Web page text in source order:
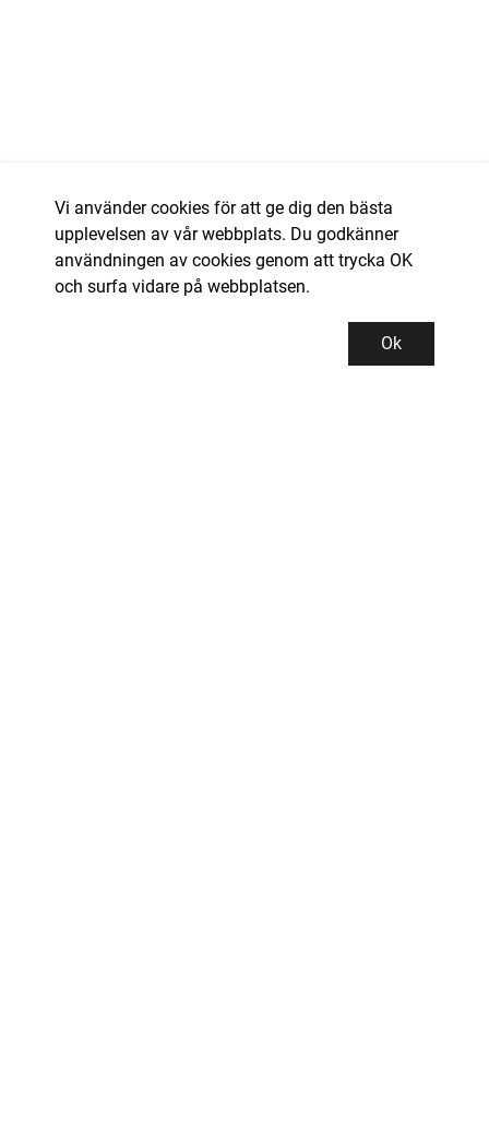
Vi använder cookies för att ge dig den bästa
upplevelsen av vår webbplats. Du godkänner
användningen av cookies genom att trycka OK
och surfa vidare på webbplatsen.
Ok